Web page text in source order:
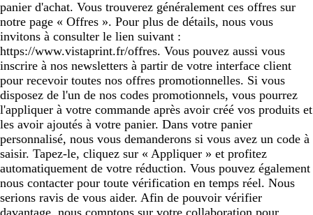
panier d'achat. Vous trouverez généralement ces offres sur
notre page « Offres ». Pour plus de détails, nous vous
invitons à consulter le lien suivant :
https://www.vistaprint.fr/offres. Vous pouvez aussi vous
inscrire à nos newsletters à partir de votre interface client
pour recevoir toutes nos offres promotionnelles. Si vous
disposez de l'un de nos codes promotionnels, vous pourrez
l'appliquer à votre commande après avoir créé vos produits et
les avoir ajoutés à votre panier. Dans votre panier
personnalisé, nous vous demanderons si vous avez un code à
saisir. Tapez-le, cliquez sur « Appliquer » et profitez
automatiquement de votre réduction. Vous pouvez également
nous contacter pour toute vérification en temps réel. Nous
serions ravis de vous aider. Afin de pouvoir vérifier
davantage, nous comptons sur votre collaboration pour